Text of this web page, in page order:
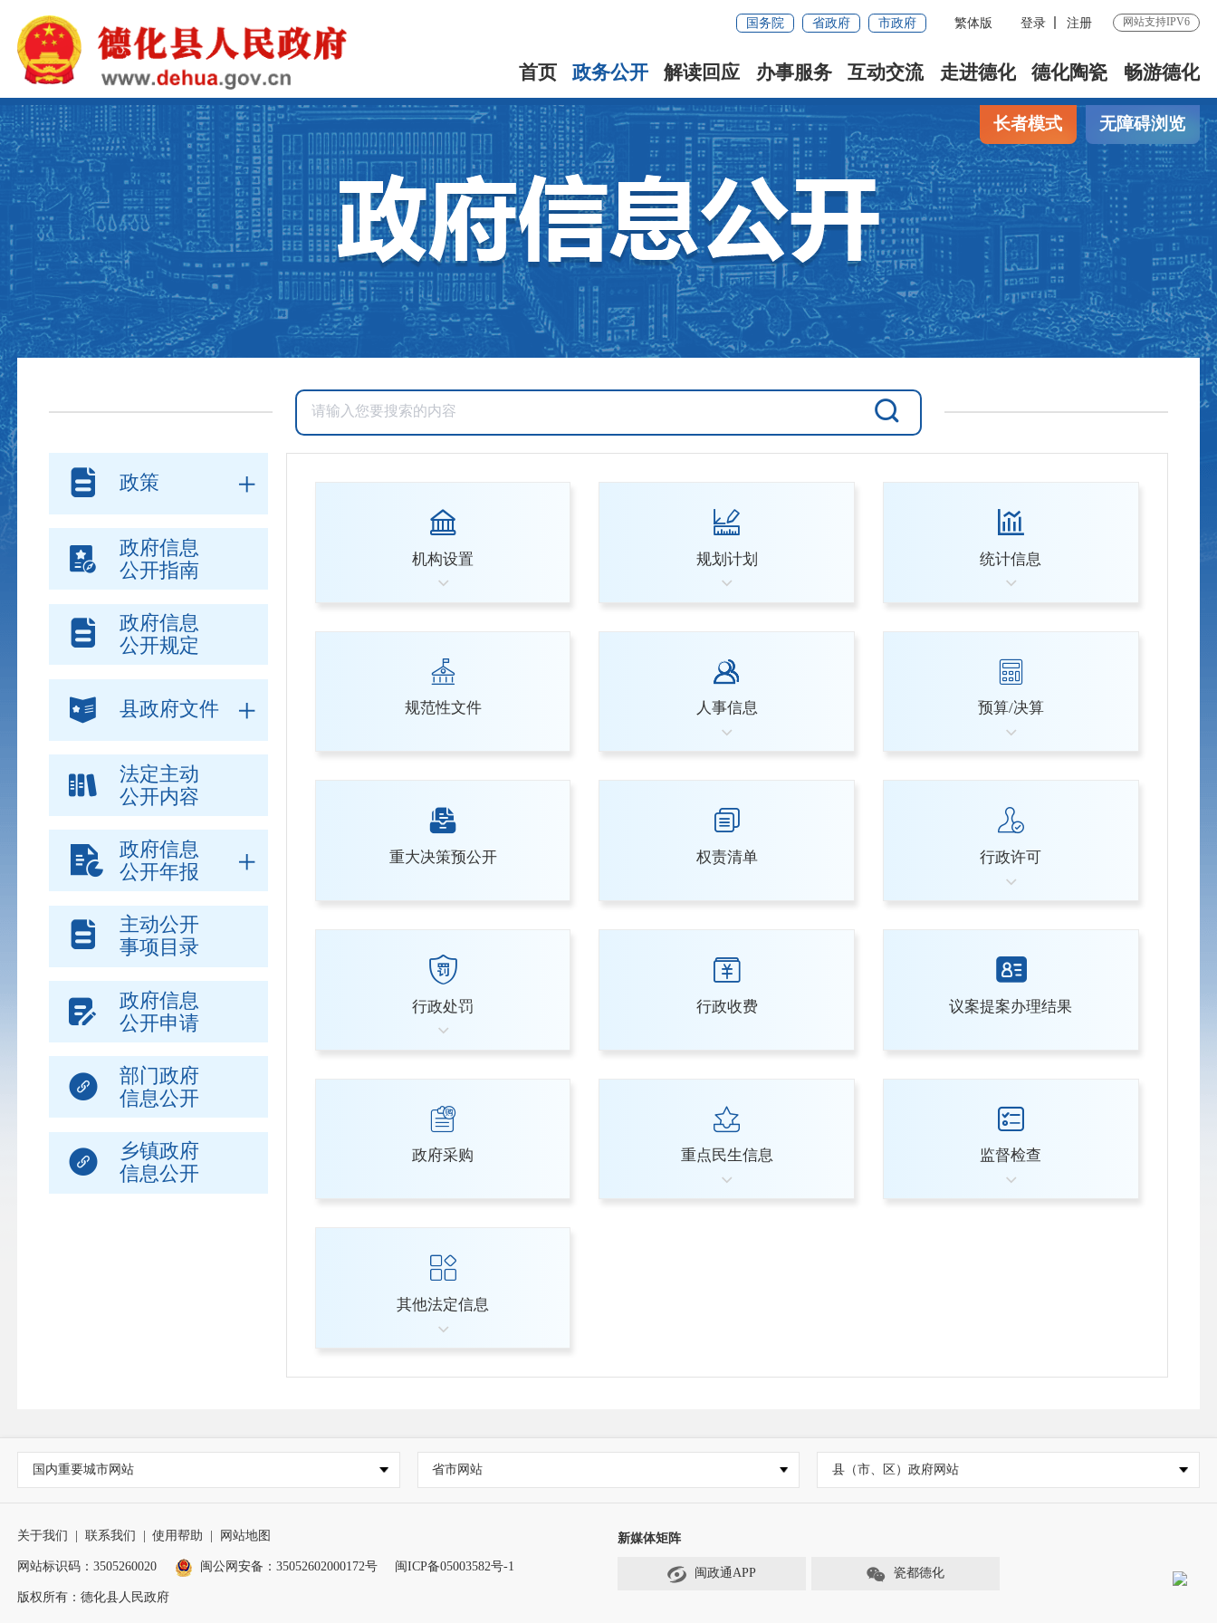
国务院 省政府 市政府 繁体版 登录 注册 网站支持IPV6
首页 政务公开 解读回应 办事服务 互动交流 走进德化 德化陶瓷 畅游德化
长者模式 无障碍浏览
政策
政府信息
公开指南
政府信息
公开规定
县政府文件
法定主动
公开内容
政府信息
公开年报
主动公开
事项目录
政府信息
公开申请
部门政府
信息公开
乡镇政府
信息公开
机构设置 规划计划 统计信息
规范性文件 人事信息 预算/决算
重大决策预公开 权责清单 行政许可
行政处罚 行政收费 议案提案办理结果
政府采购 重点民生信息 监督检查
其他法定信息
国内重要城市网站 省市网站 县（市、区）政府网站
关于我们 联系我们 使用帮助 网站地图
网站标识码：3505260020 闽公网安备：35052602000172号 闽ICP备05003582号-1
版权所有：德化县人民政府
新媒体矩阵
闽政通APP 瓷都德化